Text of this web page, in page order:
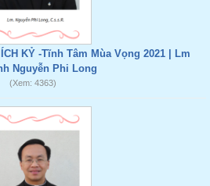
KỶ -Tĩnh Tâm Mùa Vọng 2021 | Lm
Nguyễn Phi Long
(Xem: 4363)